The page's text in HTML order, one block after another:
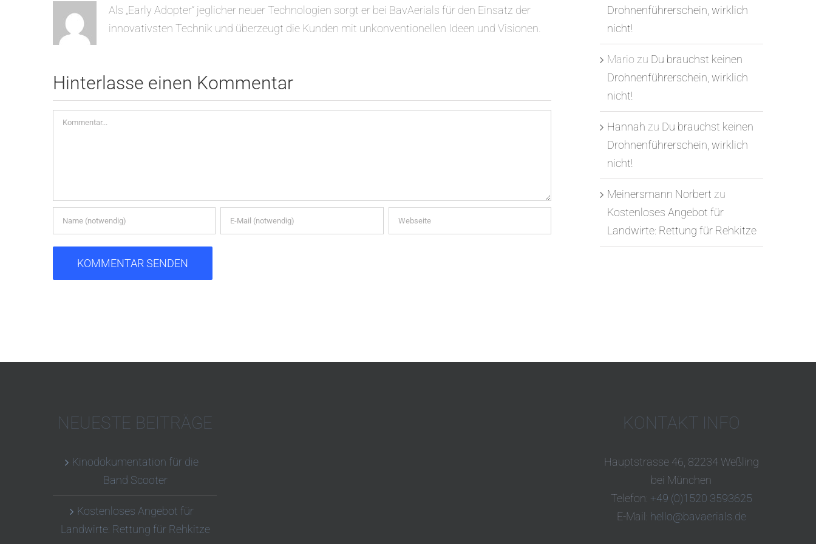
Als „Early Adopter“ jeglicher neuer Technologien sorgt er bei BavAerials für den Einsatz der
innovativsten Technik und überzeugt die Kunden mit unkonventionellen Ideen und Visionen.
Hinterlasse einen Kommentar
Kommentar
Drohnenführerschein, wirklich
nicht!
Mario zu Du brauchst keinen
Drohnenführerschein, wirklich
nicht!
Hannah zu Du brauchst keinen
Drohnenführerschein, wirklich
nicht!
Meinersmann Norbert zu
Kostenloses Angebot für
Landwirte: Rettung für Rehkitze
NEUESTE BEITRÄGE
Kinodokumentation für die
Band Scooter
Kostenloses Angebot für
Landwirte: Rettung für Rehkitze
KONTAKT INFO
Hauptstrasse 46, 82234 Weßling
bei München
Telefon: +49 (0)1520 3593625
E-Mail: hello@bavaerials.de